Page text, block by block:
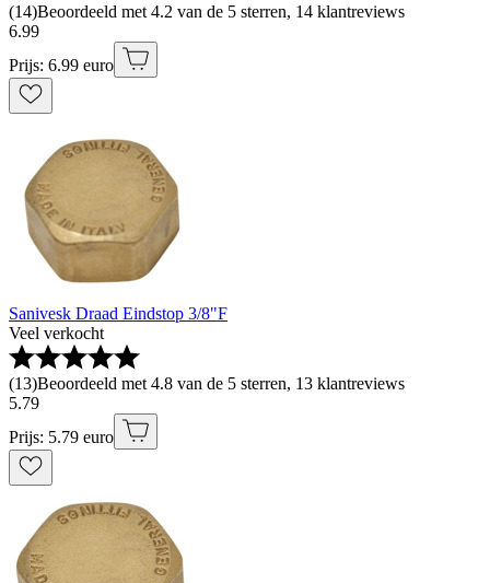
(14)Beoordeeld met 4.2 van de 5 sterren, 14 klantreviews
6.99
Prijs: 6.99 euro
Sanivesk Draad Eindstop 3/8"F
Veel verkocht
(13)Beoordeeld met 4.8 van de 5 sterren, 13 klantreviews
5.79
Prijs: 5.79 euro